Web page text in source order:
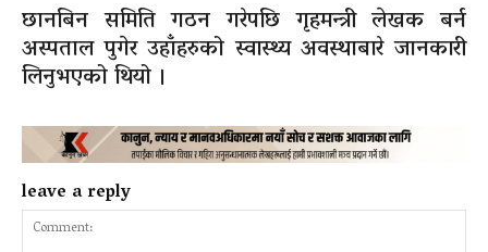
छानबिन समिति गठन गरेपछि गृहमन्त्री लेखक बर्न
अस्पताल पुगेर उहाँहरुको स्वास्थ्य अवस्थाबारे जानकारी
लिनुभएको थियो ।
leave a reply